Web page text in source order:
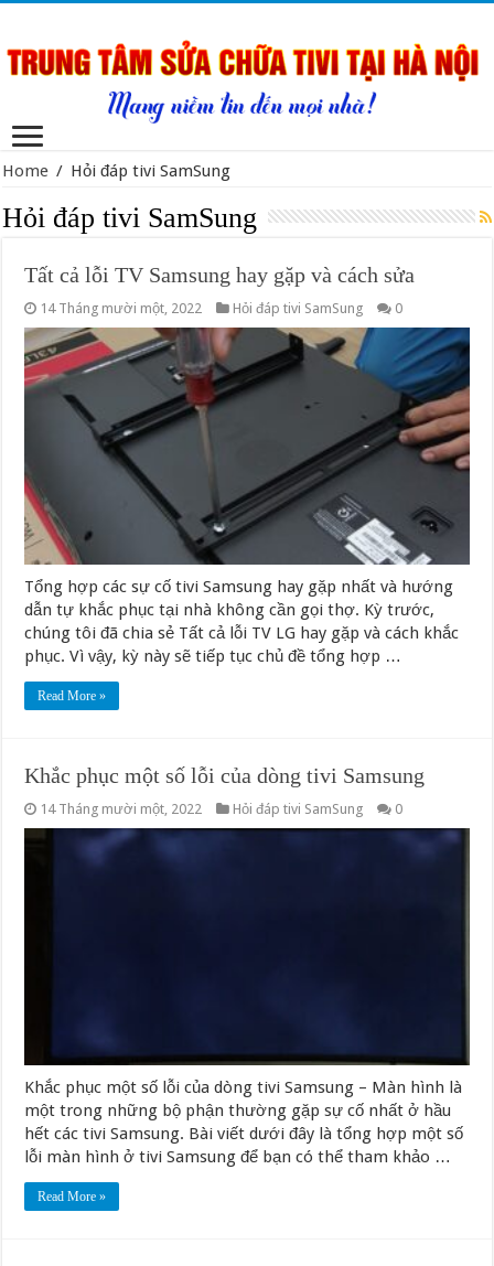
Home / Hỏi đáp tivi SamSung
Hỏi đáp tivi SamSung
Tất cả lỗi TV Samsung hay gặp và cách sửa
14 Tháng mười một, 2022 Hỏi đáp tivi SamSung 0
Tổng hợp các sự cố tivi Samsung hay gặp nhất và hướng
dẫn tự khắc phục tại nhà không cần gọi thợ. Kỳ trước,
chúng tôi đã chia sẻ Tất cả lỗi TV LG hay gặp và cách khắc
phục. Vì vậy, kỳ này sẽ tiếp tục chủ đề tổng hợp …
Read More »
Khắc phục một số lỗi của dòng tivi Samsung
14 Tháng mười một, 2022 Hỏi đáp tivi SamSung 0
Khắc phục một số lỗi của dòng tivi Samsung – Màn hình là
một trong những bộ phận thường gặp sự cố nhất ở hầu
hết các tivi Samsung. Bài viết dưới đây là tổng hợp một số
lỗi màn hình ở tivi Samsung để bạn có thể tham khảo …
Read More »